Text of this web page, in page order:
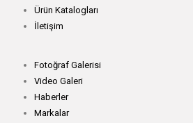
Ürün Katalogları
İletişim
Fotoğraf Galerisi
Video Galeri
Haberler
Markalar